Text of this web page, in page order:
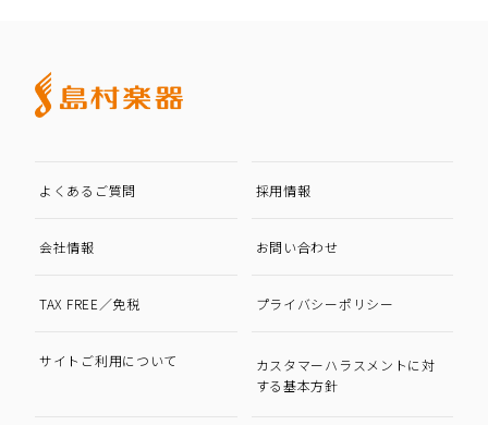
よくあるご質問 採用情報
会社情報 お問い合わせ
TAX FREE／免税 プライバシーポリシー
サイトご利用について
カスタマーハラスメントに対
する基本方針